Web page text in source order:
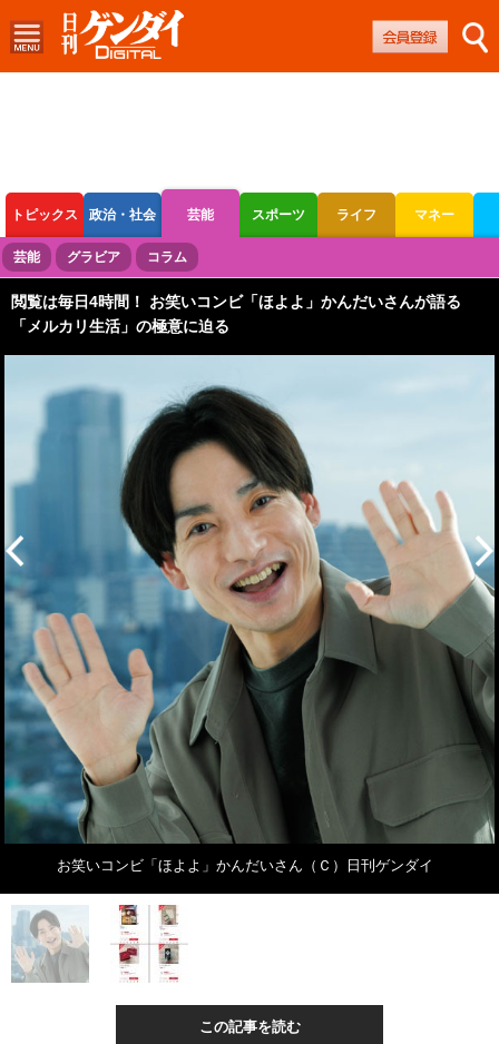
トピックス 政治・社会 芸能 スポーツ ライフ マネー
ボートレース 競輪 オートレース
芸能 グラビア コラム
閲覧は毎日4時間！ お笑いコンビ「ほよよ」かんだいさんが語る
「メルカリ生活」の極意に迫る
お笑いコンビ「ほよよ」かんだいさん（Ｃ）日刊ゲンダイ
この記事を読む